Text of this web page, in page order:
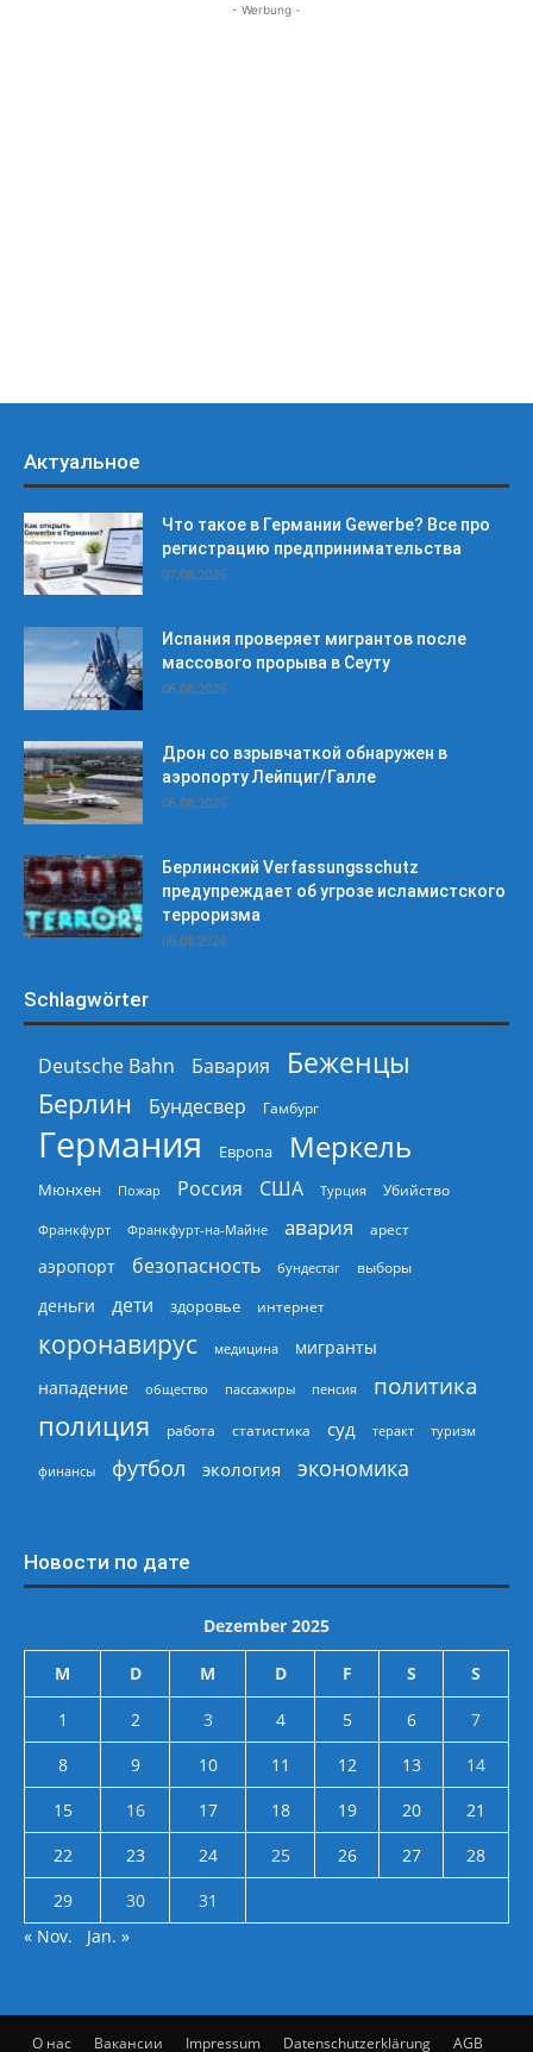
- Werbung -
Актуальное
Что такое в Германии Gewerbe? Все про
регистрацию предпринимательства
07.08.2026
Испания проверяет мигрантов после
массового прорыва в Сеуту
06.08.2026
Дрон со взрывчаткой обнаружен в
аэропорту Лейпциг/Галле
06.08.2026
Берлинский Verfassungsschutz
предупреждает об угрозе исламистского
терроризма
06.08.2026
Schlagwörter
Deutsche Bahn Бавария
Беженцы
Берлин
Бундесвер Гамбург
Германия Европа Меркель
Мюнхен Пожар Россия США Турция Убийство
Франкфурт Франкфурт-на-Майне авария арест
аэропорт безопасность бундестаг выборы
деньги дети здоровье интернет
коронавирус медицина
мигранты
нападение
общество пассажиры пенсия политика
полиция работа статистика суд теракт туризм
финансы футбол экология экономика
Новости по дате
Dezember 2025
M D M D F S S
1 2 3 4 5 6
7
8
9 10 11 12 13
14
15
16 17 18 19 20
21
22
23 24 25 26 27
28
29
30
31
« Nov.
Jan. »
О нас Вакансии Impressum Datenschutzerklärung AGB